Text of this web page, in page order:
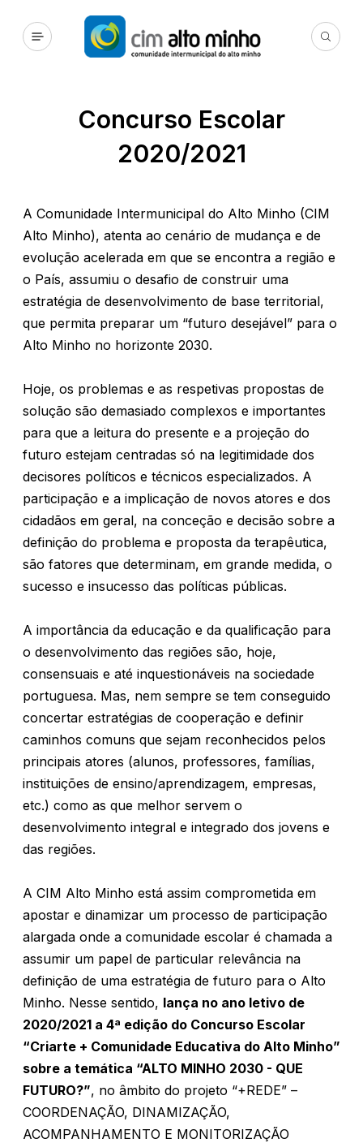
Concurso Escolar
2020/2021
A Comunidade Intermunicipal do Alto Minho (CIM
Alto Minho), atenta ao cenário de mudança e de
evolução acelerada em que se encontra a região e
o País, assumiu o desafio de construir uma
estratégia de desenvolvimento de base territorial,
que permita preparar um “futuro desejável” para o
Alto Minho no horizonte 2030.
Hoje, os problemas e as respetivas propostas de
solução são demasiado complexos e importantes
para que a leitura do presente e a projeção do
futuro estejam centradas só na legitimidade dos
decisores políticos e técnicos especializados. A
participação e a implicação de novos atores e dos
cidadãos em geral, na conceção e decisão sobre a
definição do problema e proposta da terapêutica,
são fatores que determinam, em grande medida, o
sucesso e insucesso das políticas públicas.
A importância da educação e da qualificação para
o desenvolvimento das regiões são, hoje,
consensuais e até inquestionáveis na sociedade
portuguesa. Mas, nem sempre se tem conseguido
concertar estratégias de cooperação e definir
caminhos comuns que sejam reconhecidos pelos
principais atores (alunos, professores, famílias,
instituições de ensino/aprendizagem, empresas,
etc.) como as que melhor servem o
desenvolvimento integral e integrado dos jovens e
das regiões.
A CIM Alto Minho está assim comprometida em
apostar e dinamizar um processo de participação
alargada onde a comunidade escolar é chamada a
assumir um papel de particular relevância na
definição de uma estratégia de futuro para o Alto
Minho. Nesse sentido, lança no ano letivo de
2020/2021 a 4ª edição do Concurso Escolar
“Criarte + Comunidade Educativa do Alto Minho”
sobre a temática “ALTO MINHO 2030 - QUE
FUTURO?”, no âmbito do projeto “+REDE” –
COORDENAÇÃO, DINAMIZAÇÃO,
ACOMPANHAMENTO E MONITORIZAÇÃO